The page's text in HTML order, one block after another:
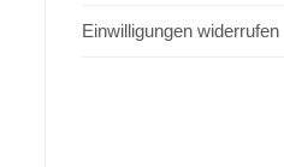
Einwilligungen widerrufen